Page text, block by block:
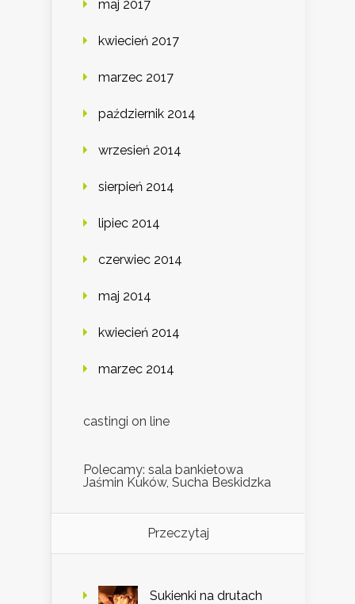
maj 2017
kwiecień 2017
marzec 2017
październik 2014
wrzesień 2014
sierpień 2014
lipiec 2014
czerwiec 2014
maj 2014
kwiecień 2014
marzec 2014
castingi on line
Polecamy: sala bankietowa
Jaśmin Kuków, Sucha Beskidzka
Przeczytaj
Sukienki na drutach